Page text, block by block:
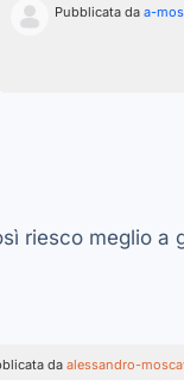
Pubblicata da a-
riesco meglio a
da alessandro-